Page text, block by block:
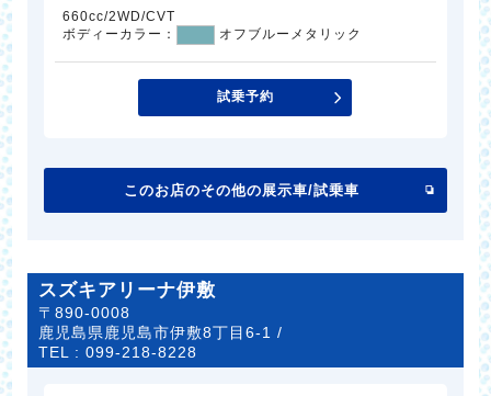
660cc/2WD/CVT
ボディーカラー：
オフブルーメタリック
試乗予約
このお店のその他の展示車/試乗車
スズキアリーナ伊敷
〒890-0008
鹿児島県鹿児島市伊敷8丁目6-1 /
TEL :099-218-8228